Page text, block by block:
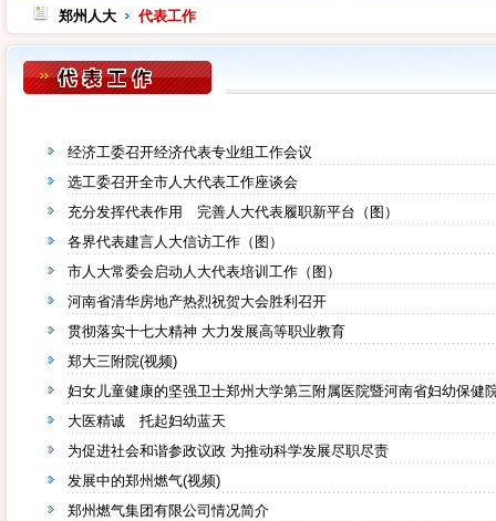
郑州人大 代表工作
经济工委召开经济代表专业组工作会议
选工委召开全市人大代表工作座谈会
充分发挥代表作用 完善人大代表履职新平台（图）
各界代表建言人大信访工作（图）
市人大常委会启动人大代表培训工作（图）
河南省清华房地产热烈祝贺大会胜利召开
贯彻落实十七大精神 大力发展高等职业教育
郑大三附院(视频)
妇女儿童健康的坚强卫士郑州大学第三附属医院暨河南省妇幼保健
大医精诚 托起妇幼蓝天
为促进社会和谐参政议政 为推动科学发展尽职尽责
发展中的郑州燃气(视频)
郑州燃气集团有限公司情况简介